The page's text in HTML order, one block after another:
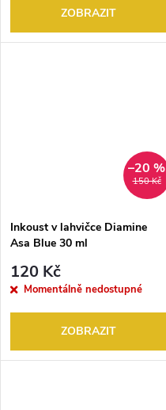
ZOBRAZIT
150 Kč
–20 %
Inkoust v lahvičce Diamine
Asa Blue 30 ml
120 Kč
Momentálně nedostupné
ZOBRAZIT